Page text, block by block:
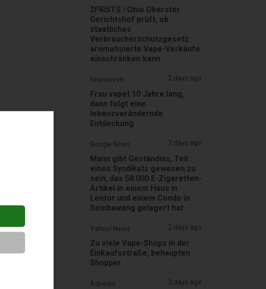
2FIRSTS | Ohio Oberster
Gerichtshof prüft, ob
staatliches
Verbraucherschutzgesetz
aromatisierte Vape-Verkäufe
einschränken kann
Newsweek 2 days ago
Frau vapet 10 Jahre lang,
dann folgt eine
lebensverändernde
Entdeckung
Google News 2 days ago
Mann gibt Geständnis, Teil
eines Syndikats gewesen zu
sein, das 58.000 E-Zigaretten-
Artikel in einem Haus in
Lentor und einem Condo in
Sembawang gelagert hat
Yahoo! News 2 days ago
Zu viele Vape-Shops in der
Einkaufsstraße, behaupten
Shopper
Adnews 3 days ago